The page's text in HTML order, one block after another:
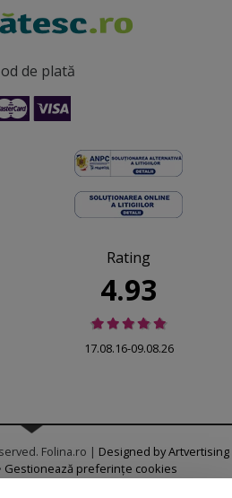
de plată
Rating
4.93
17.08.16-09.08.26
Folina.ro | Designed by Artvertising
Gestionează preferințe cookies